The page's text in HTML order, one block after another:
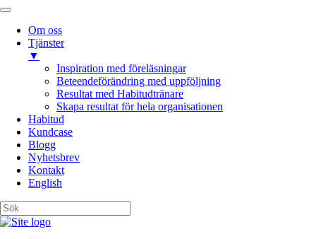
Om oss
Tjänster
▼
Inspiration med föreläsningar
Beteendeförändring med uppföljning
Resultat med Habitudtränare
Skapa resultat för hela organisationen
Habitud
Kundcase
Blogg
Nyhetsbrev
Kontakt
English